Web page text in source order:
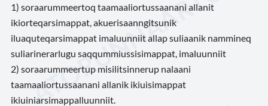
1) soraarummeertoq taamaaliortussaanani allanit
ikiorteqarsimappat, akuerisaanngitsunik
iluaquteqarsimappat imaluunniit allap suliaanik nammineq
suliarinerarlugu saqqummiussisimappat, imaluunniit
2) soraarummeertup misilitsinnerup nalaani
taamaaliortussaanani allanik ikiuisimappat
ikiuiniarsimappalluunniit.